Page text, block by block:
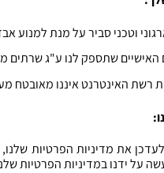
וטכני סביר על מנת למנוע
שתספק לנו ע"ג שרתים
האינטרנט איננו מאובטח
:
את מדיניות הפרטיות שלנו,
על ידנו במדיניות הפרטיות